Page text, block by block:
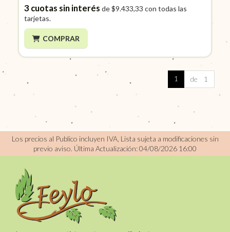
3cuotas sin interés de$9.433,33 con todas las
tarjetas.
COMPRAR
1 de 1
Los precios al Publico incluyen IVA, Lista sujeta a modificaciones sin
previo aviso. Última Actualización: 04/08/2026 16:00